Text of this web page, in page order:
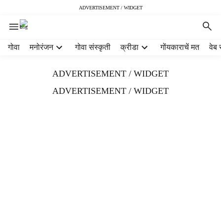
ADVERTISEMENT / WIDGET
गोवा मनोरंजन गोवा संस्कृती क्रीडा गोंयकाराचें मत वेब
ADVERTISEMENT / WIDGET
ADVERTISEMENT / WIDGET